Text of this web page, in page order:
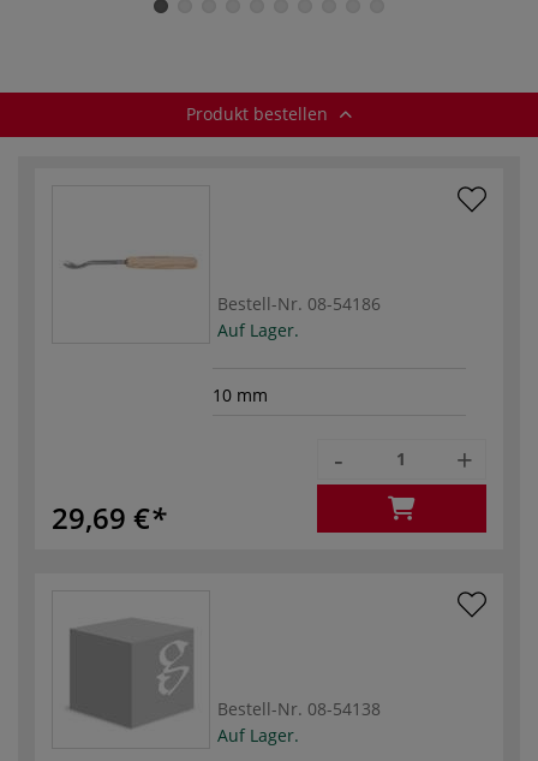
Produkt bestellen
Bestell-Nr. 08-54186
Auf Lager.
10 mm
29,69 €
- +
Bestell-Nr. 08-54138
Auf Lager.